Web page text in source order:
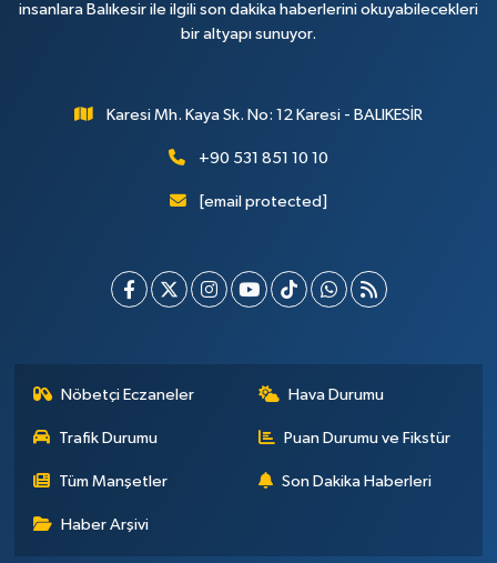
insanlara Balıkesir ile ilgili son dakika haberlerini okuyabilecekleri
bir altyapı sunuyor.
Karesi Mh. Kaya Sk. No: 12 Karesi - BALIKESİR
+90 531 851 10 10
[email protected]
Nöbetçi Eczaneler Hava Durumu
Trafik Durumu Puan Durumu ve Fikstür
Tüm Manşetler Son Dakika Haberleri
Haber Arşivi